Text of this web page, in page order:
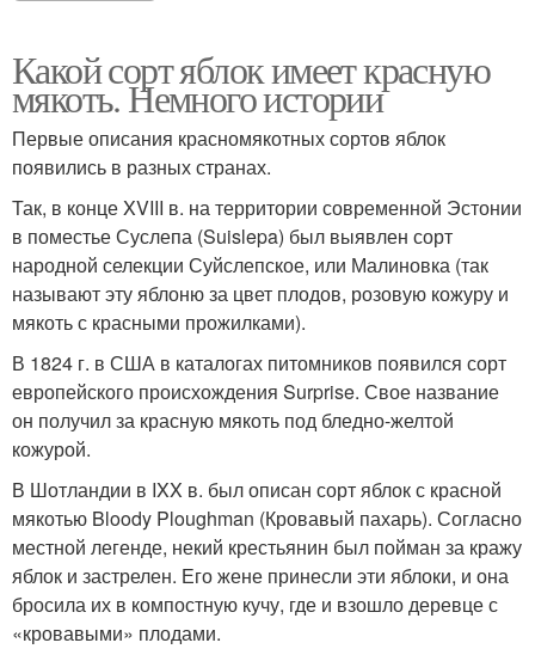
Какой сорт яблок имеет красную
мякоть. Немного истории
Первые описания красномякотных сортов яблок
появились в разных странах.
Так, в конце XVIII в. на территории современной Эстонии
в поместье Суслепа (Suislepa) был выявлен сорт
народной селекции Суйслепское, или Малиновка (так
называют эту яблоню за цвет плодов, розовую кожуру и
мякоть с красными прожилками).
В 1824 г. в США в каталогах питомников появился сорт
европейского происхождения Surprise. Свое название
он получил за красную мякоть под бледно-желтой
кожурой.
В Шотландии в IXX в. был описан сорт яблок с красной
мякотью Bloody Ploughman (Кровавый пахарь). Согласно
местной легенде, некий крестьянин был пойман за кражу
яблок и застрелен. Его жене принесли эти яблоки, и она
бросила их в компостную кучу, где и взошло деревце с
«кровавыми» плодами.